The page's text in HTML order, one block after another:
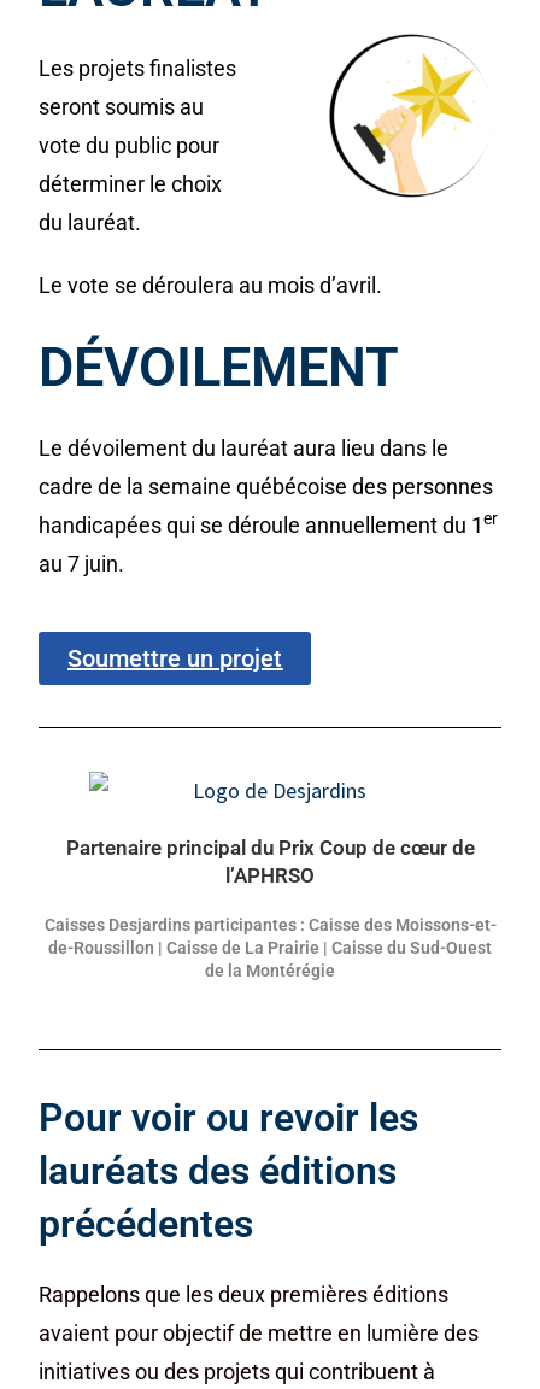
Les projets finalistes
seront soumis au
vote du public pour
déterminer le choix
du lauréat.
Le vote se déroulera au mois d’avril.
DÉVOILEMENT
Le dévoilement du lauréat aura lieu dans le
cadre de la semaine québécoise des personnes
handicapées qui se déroule annuellement du 1er
au 7 juin.
Soumettre un projet
Partenaire principal du Prix Coup de cœur de
l’APHRSO
Caisses Desjardins participantes : Caisse des Moissons-et-
de-Roussillon | Caisse de La Prairie | Caisse du Sud-Ouest
de la Montérégie
Pour voir ou revoir les
lauréats des éditions
précédentes
Rappelons que les deux premières éditions
avaient pour objectif de mettre en lumière des
initiatives ou des projets qui contribuent à